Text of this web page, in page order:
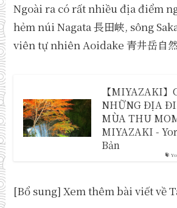
Ngoài ra có rất nhiều địa điểm
hẻm núi Nagata 長田峡, sông
viên tự nhiên Aoidake 青井岳自
【MIYAZAKI
NHỮNG ĐỊA
MÙA THU
MIYAZAKI -
Bản
[Bổ sung] Xem thêm bài viết về